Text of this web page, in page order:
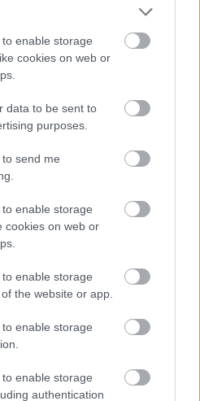
enable storage
cookies on web or
data to be sent to
purposes.
send me
enable storage
cookies on web or
enable storage
the website or app.
enable storage
enable storage
authentication
πρακτικής άσκησης